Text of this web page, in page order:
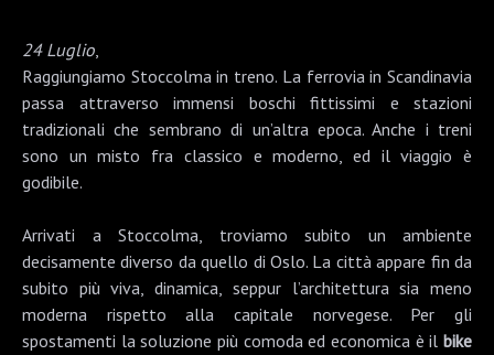
24 Luglio,
Raggiungiamo Stoccolma in treno. La ferrovia in Scandinavia
passa attraverso immensi boschi fittissimi e stazioni
tradizionali che sembrano di un’altra epoca. Anche i treni
sono un misto fra classico e moderno, ed il viaggio è
godibile.
Arrivati a Stoccolma, troviamo subito un ambiente
decisamente diverso da quello di Oslo. La città appare fin da
subito più viva, dinamica, seppur l’architettura sia meno
moderna rispetto alla capitale norvegese. Per gli
spostamenti la soluzione più comoda ed economica è il bike